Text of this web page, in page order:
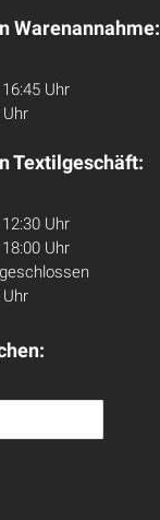
Warenannahme:
Uhr
Textilgeschäft:
Uhr
Uhr